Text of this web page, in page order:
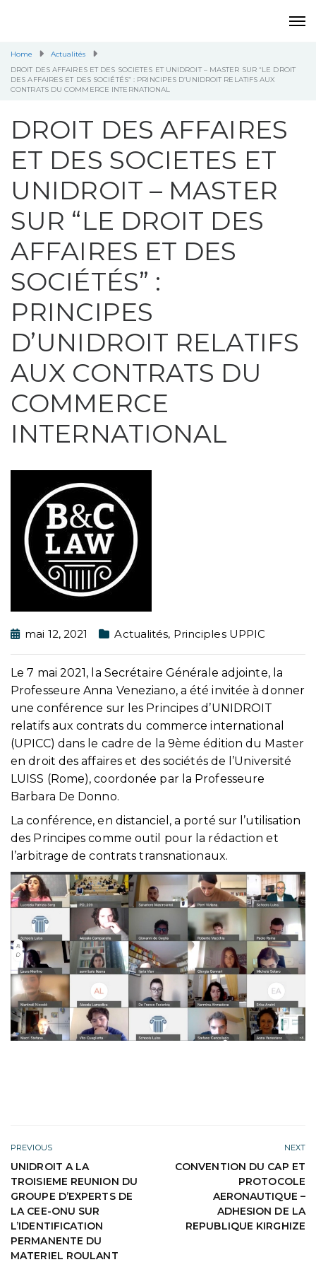
Home
Actualités
DROIT DES AFFAIRES ET DES SOCIETES ET UNIDROIT – MASTER SUR “LE DROIT
DES AFFAIRES ET DES SOCIÉTÉS” : PRINCIPES D’UNIDROIT RELATIFS AUX
CONTRATS DU COMMERCE INTERNATIONAL
DROIT DES AFFAIRES
ET DES SOCIETES ET
UNIDROIT – MASTER
SUR “LE DROIT DES
AFFAIRES ET DES
SOCIÉTÉS” :
PRINCIPES
D’UNIDROIT RELATIFS
AUX CONTRATS DU
COMMERCE
INTERNATIONAL
mai 12, 2021 Actualités, Principles UPPIC
Le 7 mai 2021, la Secrétaire Générale adjointe, la
Professeure Anna Veneziano, a été invitée à donner
une conférence sur les Principes d’UNIDROIT
relatifs aux contrats du commerce international
(UPICC) dans le cadre de la 9ème édition du Master
en droit des affaires et des sociétés de l’Université
LUISS (Rome), coordonée par la Professeure
Barbara De Donno.
La conférence, en distanciel, a porté sur l’utilisation
des Principes comme outil pour la rédaction et
l’arbitrage de contrats transnationaux.
PREVIOUS
UNIDROIT A LA
TROISIEME REUNION DU
GROUPE D’EXPERTS DE
LA CEE-ONU SUR
L’IDENTIFICATION
PERMANENTE DU
MATERIEL ROULANT
NEXT
CONVENTION DU CAP ET
PROTOCOLE
AERONAUTIQUE –
ADHESION DE LA
REPUBLIQUE KIRGHIZE